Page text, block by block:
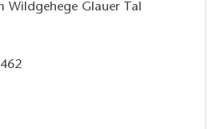
Wildgehege Glauer Tal